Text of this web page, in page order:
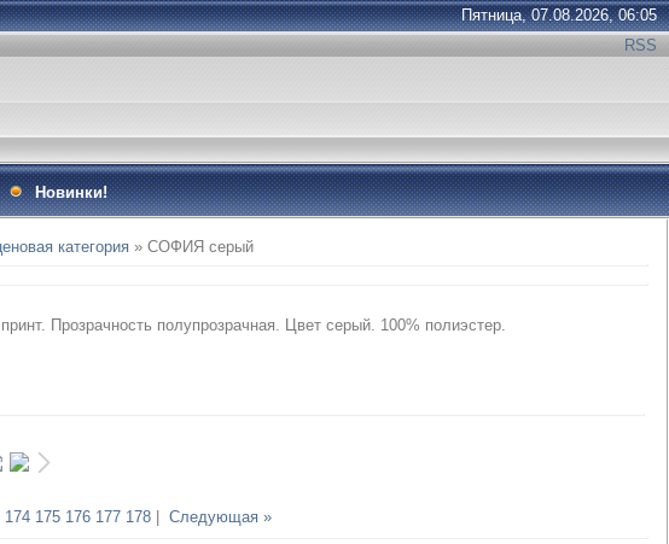
Пятница, 07.08.2026, 06:05
RSS
Новинки!
категория » СОФИЯ серый
Прозрачность полупрозрачная. Цвет серый. 100% полиэстер.
174 175 176 177 178 | Следующая »